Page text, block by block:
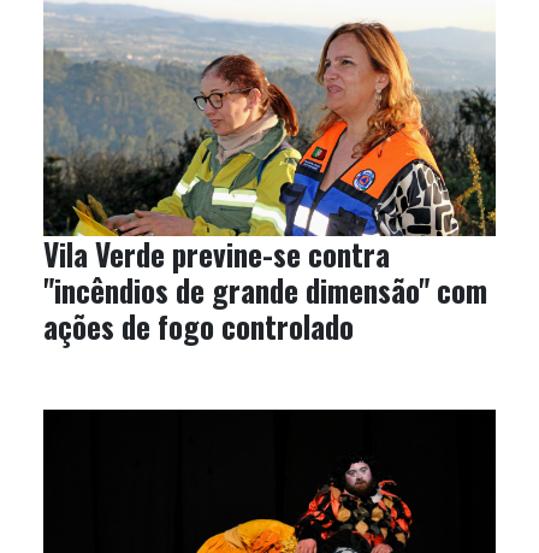
Vila Verde previne-se contra
"incêndios de grande dimensão" com
ações de fogo controlado